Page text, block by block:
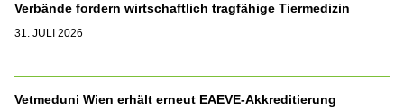
Verbände fordern wirtschaftlich tragfähige Tiermedizin
31. JULI 2026
Vetmeduni Wien erhält erneut EAEVE-Akkreditierung